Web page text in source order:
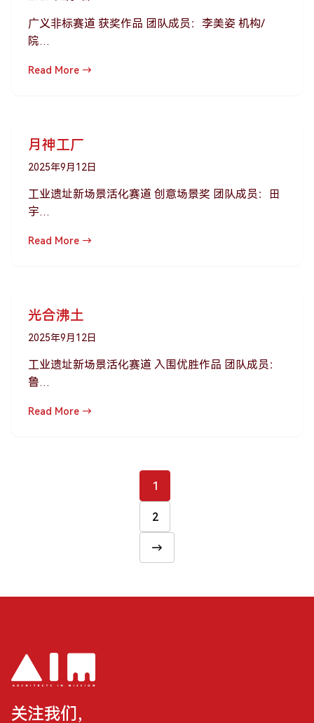
⼴义⾮标赛道 获奖作品 团队成员：李美姿 机构/
院…
Read More →
月神工厂
2025年9月12日
工业遗址新场景活化赛道 创意场景奖 团队成员：田
宇…
Read More →
光合沸土
2025年9月12日
工业遗址新场景活化赛道 入围优胜作品 团队成员：
鲁…
Read More →
文
章
分
页
1
2
→
关注我们，